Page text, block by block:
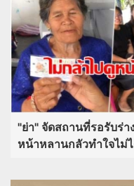
"ย่า" จัดสถานที่รอรับร่า
หน้าหลานกลัวทำใจไม่